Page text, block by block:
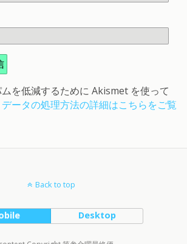
を低減するために Akismet を使って
ータの処理方法の詳細はこちらをご覧
Back to top
Desktop